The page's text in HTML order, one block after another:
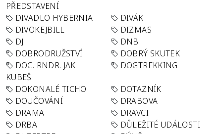
PŘEDSTAVENÍ
DIVADLO HYBERNIA
DIVÁK
DIVOKEJBILL
DIZMAS
DJ
DNB
DOBRODRUŽSTVÍ
DOBRÝ SKUTEK
DOC. RNDR. JAK
KUBEŠ
DOGTREKKING
DOKONALÉ TICHO
DOTAZNÍK
DOUČOVÁNÍ
DRABOVA
DRAMA
DRAVCI
DRBA
DŮLEŽITÉ UDÁLOSTI